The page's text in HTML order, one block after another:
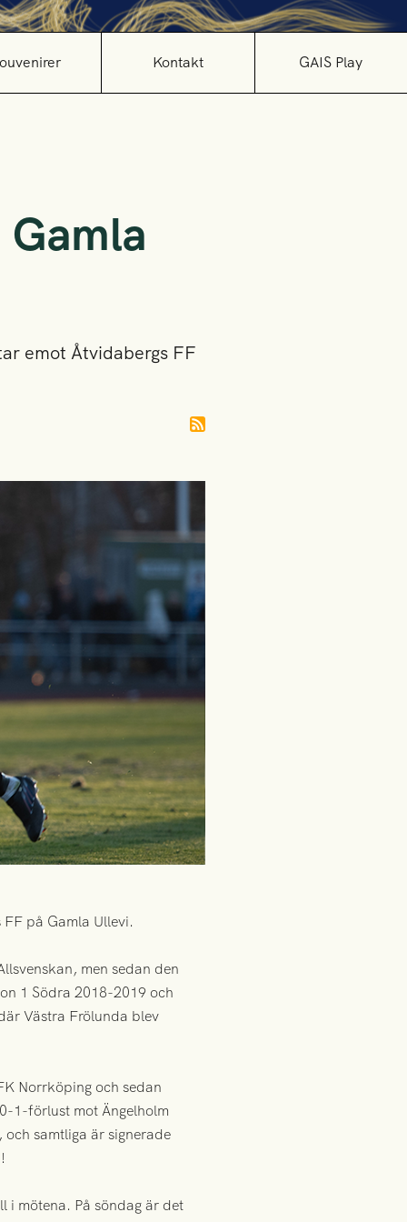
Kontakt GAIS Play
emot Åtvidabergs FF
på Gamla Ullevi.
men sedan den
1 Södra 2018-2019 och
Västra Frölunda blev
Norrköping och sedan
1-förlust mot Ängelholm
samtliga är signerade
i mötena. På söndag är det